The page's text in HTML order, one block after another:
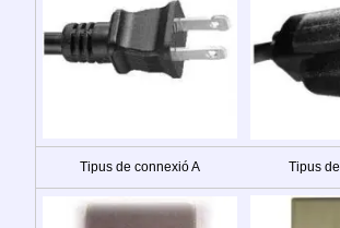
Tipus de connexió A Tipus